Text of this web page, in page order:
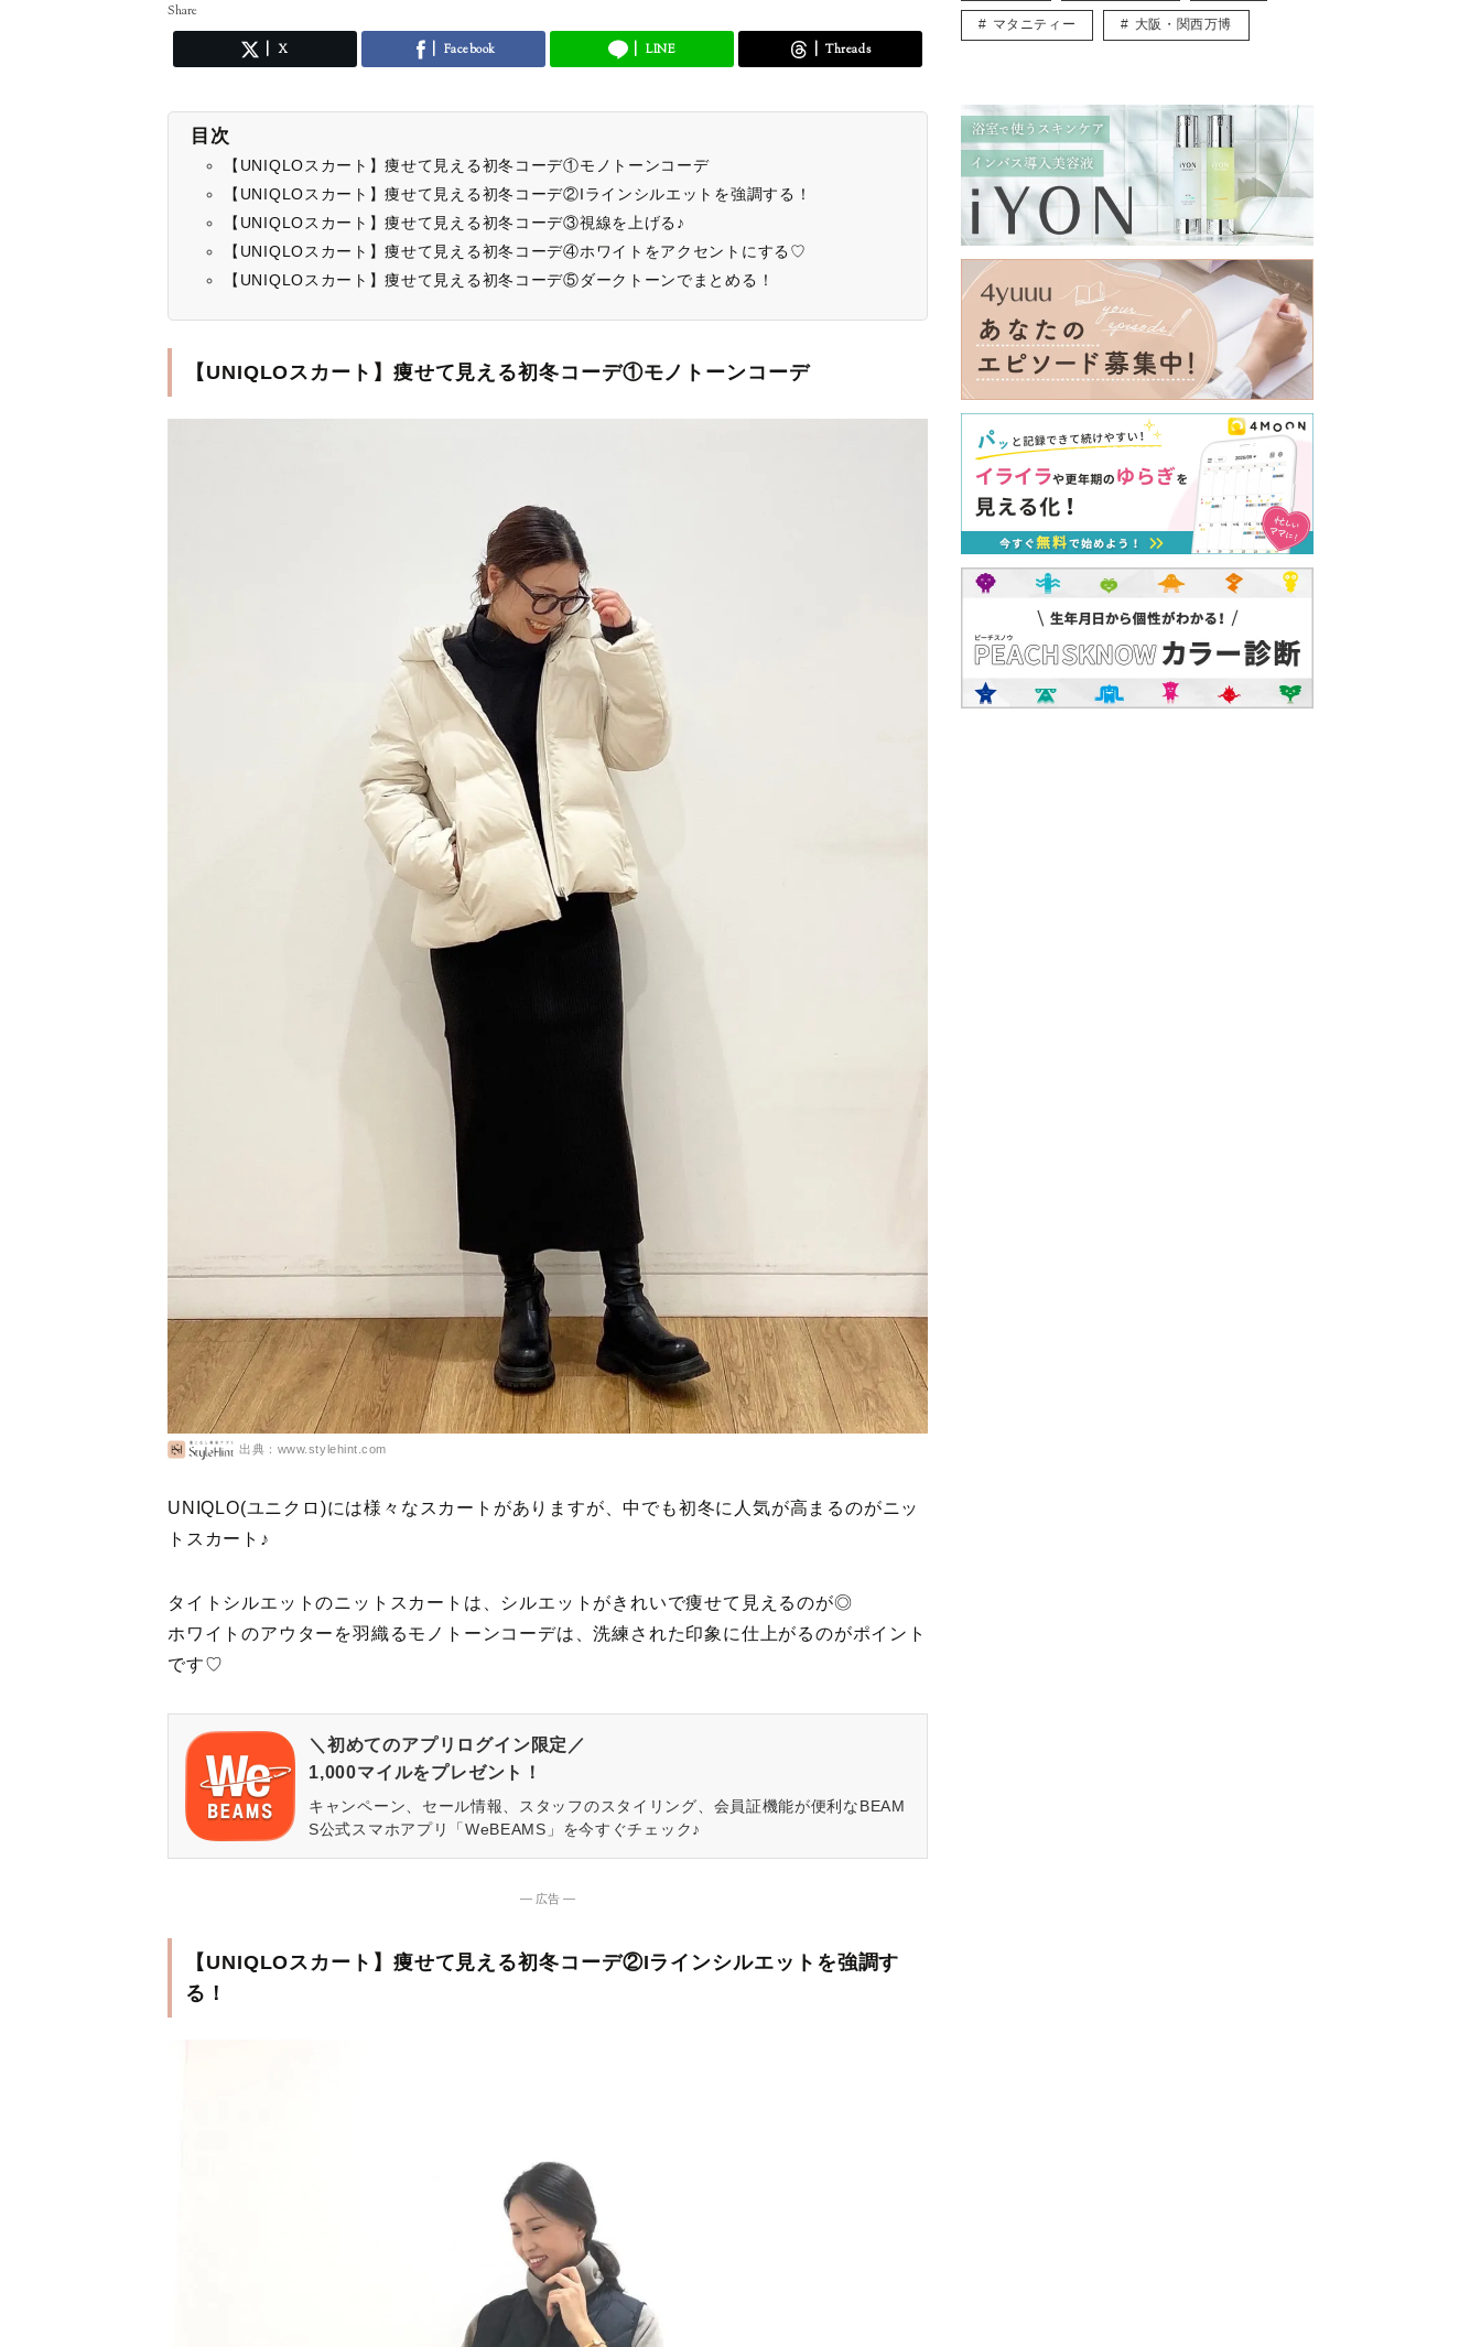
Share
X Facebook LINE Threads
目次
【UNIQLOスカート】痩せて見える初冬コーデ①モノトーンコーデ
【UNIQLOスカート】痩せて見える初冬コーデ②Iラインシルエットを強調する！
【UNIQLOスカート】痩せて見える初冬コーデ③視線を上げる♪
【UNIQLOスカート】痩せて見える初冬コーデ④ホワイトをアクセントにする♡
【UNIQLOスカート】痩せて見える初冬コーデ⑤ダークトーンでまとめる！
【UNIQLOスカート】痩せて見える初冬コーデ①モノトーンコーデ
出典：www.stylehint.com
UNIQLO(ユニクロ)には様々なスカートがありますが、中でも初冬に人気が高まるのがニッ
トスカート♪
タイトシルエットのニットスカートは、シルエットがきれいで痩せて見えるのが◎
ホワイトのアウターを羽織るモノトーンコーデは、洗練された印象に仕上がるのがポイント
です♡
＼初めてのアプリログイン限定／
1,000マイルをプレゼント！
キャンペーン、セール情報、スタッフのスタイリング、会員証機能が便利なBEAM
S公式スマホアプリ「WeBEAMS」を今すぐチェック♪
― 広告 ―
【UNIQLOスカート】痩せて見える初冬コーデ②Iラインシルエットを強調す
る！
マタニティー 大阪・関西万博